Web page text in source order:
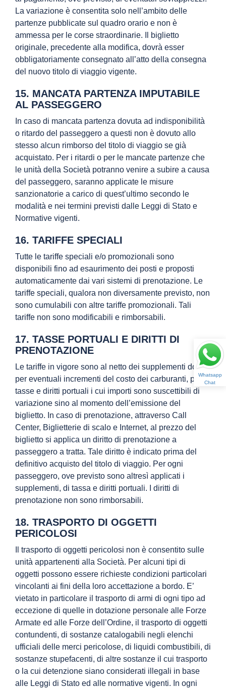
La variazione è consentita solo nell’ambito delle
partenze pubblicate sul quadro orario e non è
ammessa per le corse straordinarie. Il biglietto
originale, precedente alla modifica, dovrà esser
obbligatoriamente consegnato all’atto della consegna
del nuovo titolo di viaggio vigente.
15. MANCATA PARTENZA IMPUTABILE
AL PASSEGGERO
In caso di mancata partenza dovuta ad indisponibilità
o ritardo del passeggero a questi non è dovuto allo
stesso alcun rimborso del titolo di viaggio se già
acquistato. Per i ritardi o per le mancate partenze che
le unità della Società potranno venire a subire a causa
del passeggero, saranno applicate le misure
sanzionatorie a carico di quest’ultimo secondo le
modalità e nei termini previsti dalle Leggi di Stato e
Normative vigenti.
16. TARIFFE SPECIALI
Tutte le tariffe speciali e/o promozionali sono
disponibili fino ad esaurimento dei posti e proposti
automaticamente dai vari sistemi di prenotazione. Le
tariffe speciali, qualora non diversamente previsto, non
sono cumulabili con altre tariffe promozionali. Tali
tariffe non sono modificabili e rimborsabili.
17. TASSE PORTUALI E DIRITTI DI
PRENOTAZIONE
Le tariffe in vigore sono al netto dei supplementi dovuti
per eventuali incrementi del costo dei carburanti, per
tasse e diritti portuali i cui importi sono suscettibili di
variazione sino al momento dell’emissione del
biglietto. In caso di prenotazione, attraverso Call
Center, Biglietterie di scalo e Internet, al prezzo del
biglietto si applica un diritto di prenotazione a
passeggero a tratta. Tale diritto è indicato prima del
definitivo acquisto del titolo di viaggio. Per ogni
passeggero, ove previsto sono altresì applicati i
supplementi, di tassa e diritti portuali. I diritti di
prenotazione non sono rimborsabili.
18. TRASPORTO DI OGGETTI
PERICOLOSI
Il trasporto di oggetti pericolosi non è consentito sulle
unità appartenenti alla Società. Per alcuni tipi di
oggetti possono essere richieste condizioni particolari
vincolanti ai fini della loro accettazione a bordo. E’
vietato in particolare il trasporto di armi di ogni tipo ad
eccezione di quelle in dotazione personale alle Forze
Armate ed alle Forze dell’Ordine, il trasporto di oggetti
contundenti, di sostanze catalogabili negli elenchi
ufficiali delle merci pericolose, di liquidi combustibili, di
sostanze stupefacenti, di altre sostanze il cui trasporto
o la cui detenzione siano considerati illegali in base
alle Leggi di Stato ed alle normative vigenti. In ogni
Whatsapp
Chat